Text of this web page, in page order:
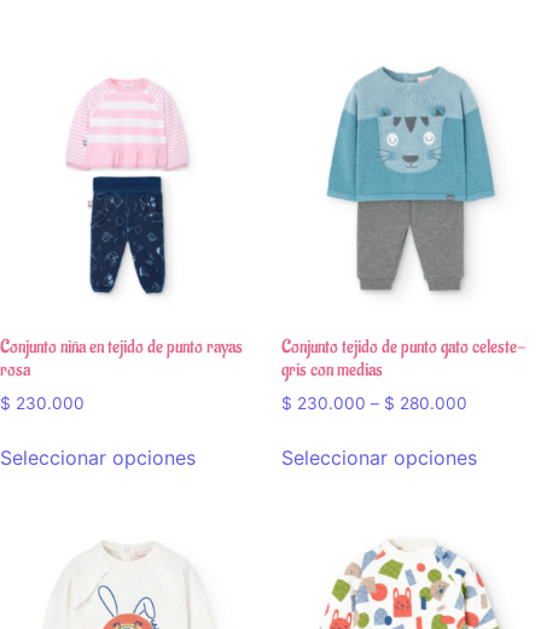
Conjunto niña en tejido de punto rayas
rosa
$ 230.000
Seleccionar opciones
Conjunto tejido de punto gato celeste-
gris con medias
$ 230.000 – $ 280.000
Seleccionar opciones